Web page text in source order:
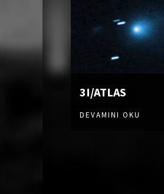
3I/ATLAS
DEVAMINI OKU